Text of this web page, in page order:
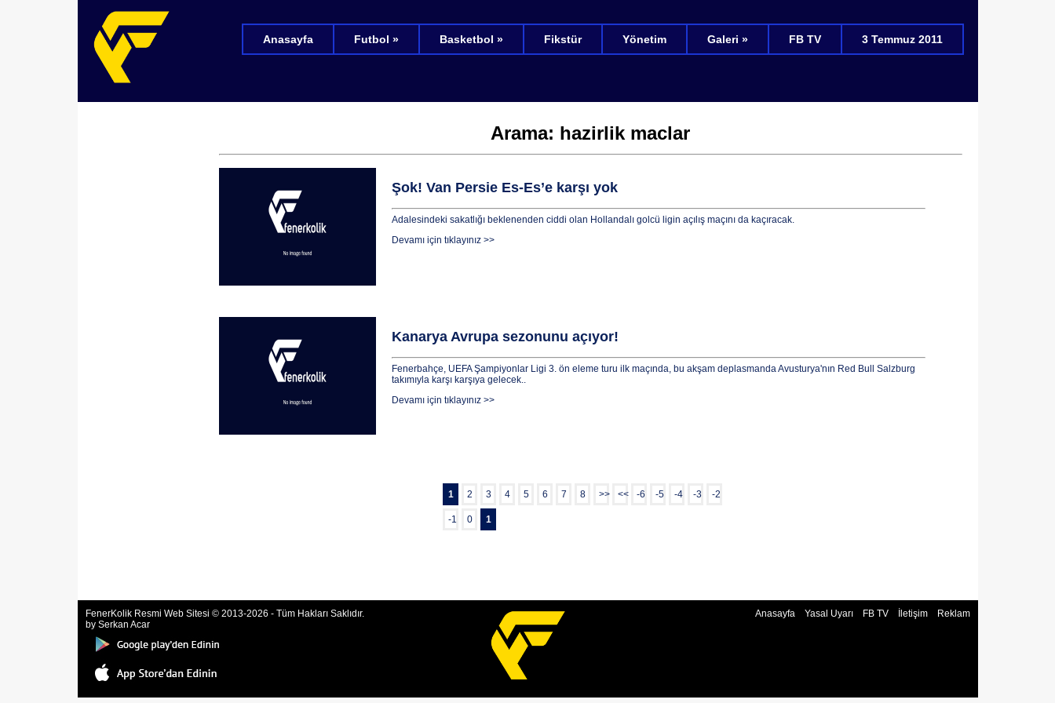
Anasayfa Futbol » Basketbol » Fikstür Yönetim Galeri » FB TV 3 Temmuz 2011
Arama: hazirlik maclar
Şok! Van Persie Es-Es’e karşı yok
Adalesindeki sakatlığı beklenenden ciddi olan Hollandalı golcü ligin açılış maçını da kaçıracak.
Devamı için tıklayınız >>
Kanarya Avrupa sezonunu açıyor!
Fenerbahçe, UEFA Şampiyonlar Ligi 3. ön eleme turu ilk maçında, bu akşam deplasmanda Avusturya'nın Red Bull Salzburg
takımıyla karşı karşıya gelecek..
Devamı için tıklayınız >>
1 2 3 4 5 6 7 8 >> << -6 -5 -4 -3 -2
-1 0 1
FenerKolik Resmi Web Sitesi © 2013-2026 - Tüm Hakları Saklıdır.
by Serkan Acar
Anasayfa Yasal Uyarı FB TV İletişim Reklam